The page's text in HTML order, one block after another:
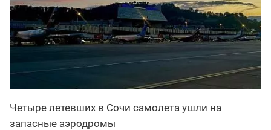
Четыре летевших в Сочи самолета ушли на
запасные аэродромы